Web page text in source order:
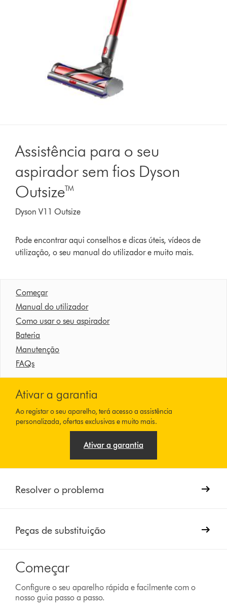
Assistência para o seu
aspirador sem fios Dyson
Outsize™
Dyson V11 Outsize
Pode encontrar aqui conselhos e dicas úteis, vídeos de
utilização, o seu manual do utilizador e muito mais.
Começar
Manual do utilizador
Como usar o seu aspirador
Bateria
Manutenção
FAQs
Ativar a garantia
Ao registar o seu aparelho, terá acesso a assistência
personalizada, ofertas exclusivas e muito mais.
Ativar a garantia
Resolver o problema
Peças de substituição
Começar
Configure o seu aparelho rápida e facilmente com o
nosso guia passo a passo.